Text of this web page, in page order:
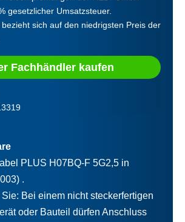
gesetzlicher Umsatzsteuer.
sich auf den niedrigsten Preis der
Fachhändler kaufen
PLUS H07BQ-F 5G2,5 in
.
Bei einem nicht steckerfertigen
oder Bauteil dürfen Anschluss